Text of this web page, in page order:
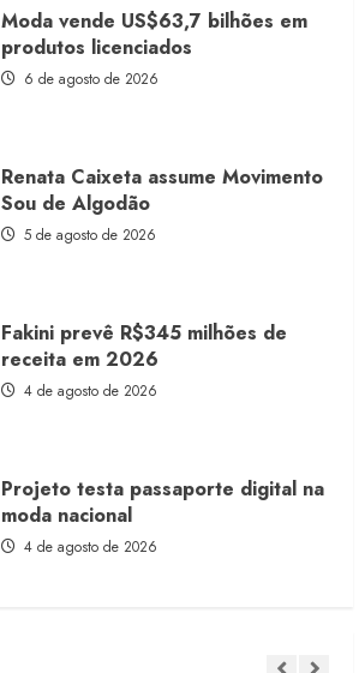
Renata Caixeta assume Movimento
Sou de Algodão
5 de agosto de 2026
Fakini prevê R$345 milhões de
receita em 2026
4 de agosto de 2026
Projeto testa passaporte digital na
moda nacional
4 de agosto de 2026
Dia dos Pais reforça retomada da
moda no varejo
7 de agosto de 2026